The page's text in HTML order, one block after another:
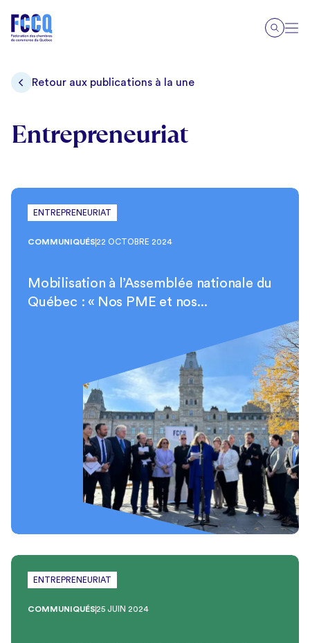
Retour aux publications à la une
Entrepreneuriat
ENTREPRENEURIAT
COMMUNIQUÉS 22 OCTOBRE 2024
Mobilisation à l’Assemblée nationale du
Québec : « Nos PME et nos...
ENTREPRENEURIAT
COMMUNIQUÉS25 JUIN 2024